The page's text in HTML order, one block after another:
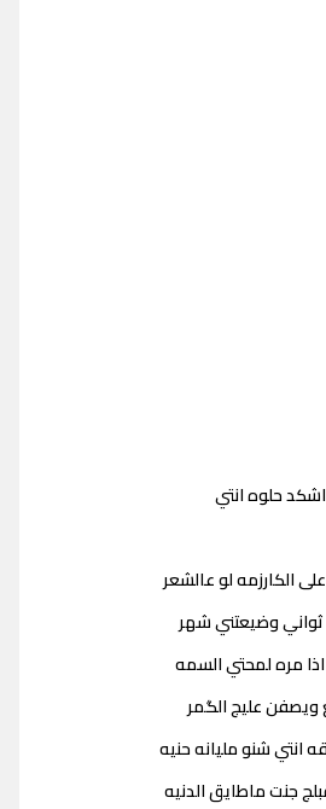
اشكد حلوه انتي
الكارزمه لو عالشعر
وضيعتني شهر
اذا مره لمحتي السمه
ويصفن عليج الگمر
انتي شنو مليانه حنيه
جنت ماطايق الدنيه